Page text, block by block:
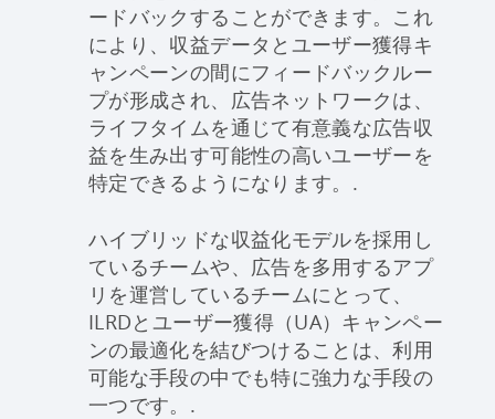
ードバックすることができます。これ
により、収益データとユーザー獲得キ
ャンペーンの間にフィードバックルー
プが形成され、広告ネットワークは、
ライフタイムを通じて有意義な広告収
益を生み出す可能性の高いユーザーを
特定できるようになります。.
ハイブリッドな収益化モデルを採用し
ているチームや、広告を多用するアプ
リを運営しているチームにとって、
ILRDとユーザー獲得（UA）キャンペー
ンの最適化を結びつけることは、利用
可能な手段の中でも特に強力な手段の
一つです。.